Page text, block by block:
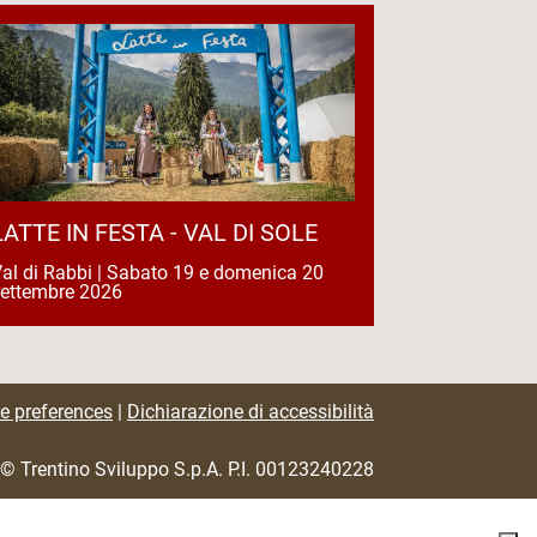
IN FESTA - VAL DI SOLE
di Rabbi | Sabato 19 e domenica 20
2026
preferences Dichiarazione di accessibilità
© Trentino Sviluppo S.p.A. P.I. 00123240228